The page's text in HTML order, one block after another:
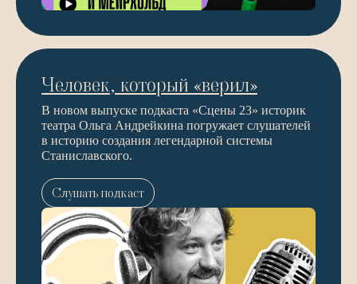
Человек, который «верил»
В новом выпуске подкаста «Сцены 23» историк
театра Ольга Андрейкина погружает слушателей
в историю создания легендарной системы
Станиславского.
Слушать подкаст